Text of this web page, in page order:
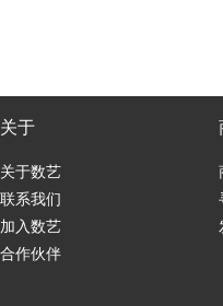
关于
关于数艺
联系我们
加入数艺
合作伙伴